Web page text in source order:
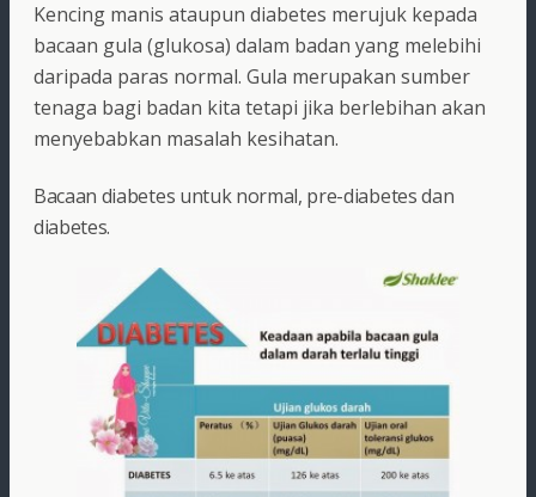
Kencing manis ataupun diabetes merujuk kepada
bacaan gula (glukosa) dalam badan yang melebihi
daripada paras normal. Gula merupakan sumber
tenaga bagi badan kita tetapi jika berlebihan akan
menyebabkan masalah kesihatan.
Bacaan diabetes untuk normal, pre-diabetes dan
diabetes.